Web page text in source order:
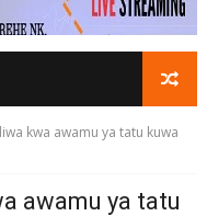
kwa awamu ya tatu kuwa
awamu ya tatu